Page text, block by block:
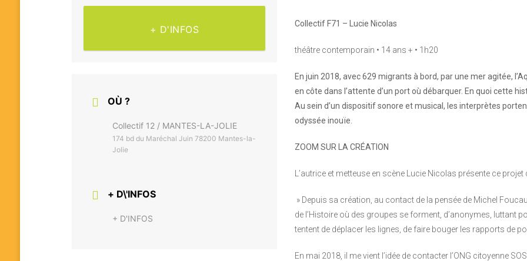
+ D'INFOS
OÙ ?
Collectif 12 / MANTES-LA-JOLIE
174 bd du Maréchal Juin 78200 Mantes-la-
Jolie
+ D\'INFOS
+ D'INFOS
Collectif F71 – Lucie Nicolas
théâtre contemporain • 14 ans + • 1h20
En juin 2018, avec 629 migrants à bord, par une mer agitée,
en côte dans l’attente d’un port où débarquer. En quoi cette
Au sein d’un dispositif sonore et musical, les interprètes
odyssée inouïe.
ZOOM SUR LA CRÉATION
L’autrice et metteuse en scène Lucie Nicolas présente ce
» Depuis sa création, au contact de la pensée de Michel
de l’Histoire où des groupes se forment, d’anonymes,
tentent de déplacer les lignes, de faire bouger les rapports de
En mai 2018, il me vient l’idée de contacter l’ONG citoyenne